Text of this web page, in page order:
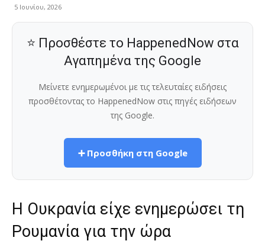
5 Ιουνίου, 2026
⭐ Προσθέστε το HappenedNow στα
Αγαπημένα της Google
Μείνετε ενημερωμένοι με τις τελευταίες ειδήσεις
προσθέτοντας το HappenedNow στις πηγές ειδήσεων
της Google.
➕ Προσθήκη στη Google
Η Ουκρανία είχε ενημερώσει τη
Ρουμανία για την ώρα